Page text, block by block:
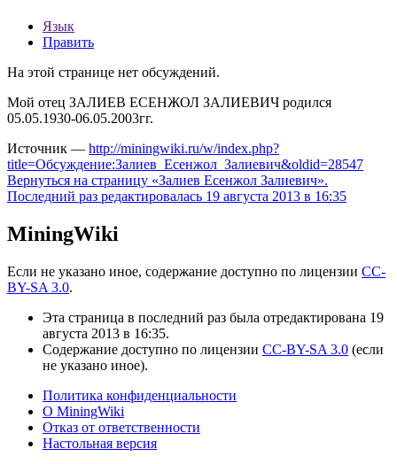
Язык
Править
На этой странице нет обсуждений.
Мой отец ЗАЛИЕВ ЕСЕНЖОЛ ЗАЛИЕВИЧ родился
05.05.1930-06.05.2003гг.
Источник — http://miningwiki.ru/w/index.php?
title=Обсуждение:Залиев_Есенжол_Залиевич&oldid=28547
Вернуться на страницу «Залиев Есенжол Залиевич».
Последний раз редактировалась 19 августа 2013 в 16:35
MiningWiki
Если не указано иное, содержание доступно по лицензии CC-
BY-SA 3.0.
Эта страница в последний раз была отредактирована 19
августа 2013 в 16:35.
Содержание доступно по лицензии CC-BY-SA 3.0 (если
не указано иное).
Политика конфиденциальности
О MiningWiki
Отказ от ответственности
Настольная версия